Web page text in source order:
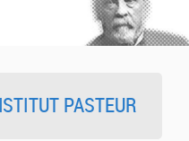
PASTEUR